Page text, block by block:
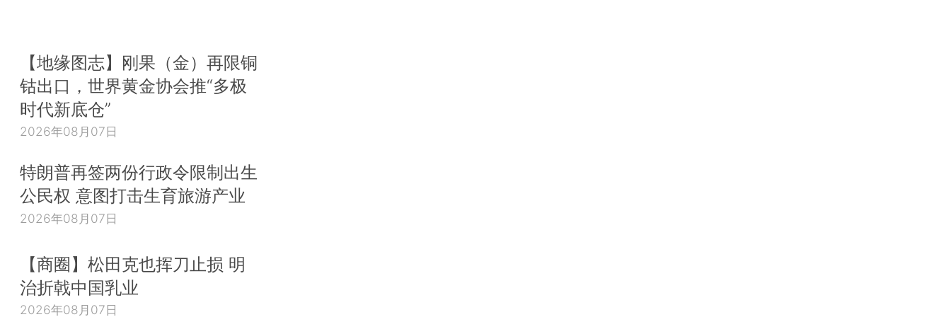
【地缘图志】刚果（金）再限铜
钴出口，世界黄金协会推“多极
时代新底仓”
2026年08月07日
特朗普再签两份行政令限制出生
公民权 意图打击生育旅游产业
2026年08月07日
【商圈】松田克也挥刀止损 明
治折戟中国乳业
2026年08月07日